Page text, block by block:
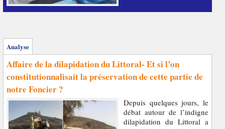
Analyse
Affaire de la dilapidation du Littoral- Et si l’on
constitutionnalisait la préservation de cette partie de
notre Foncier ?
Depuis quelques jours, le
débat autour de l’indigne
dilapidation du Littoral a